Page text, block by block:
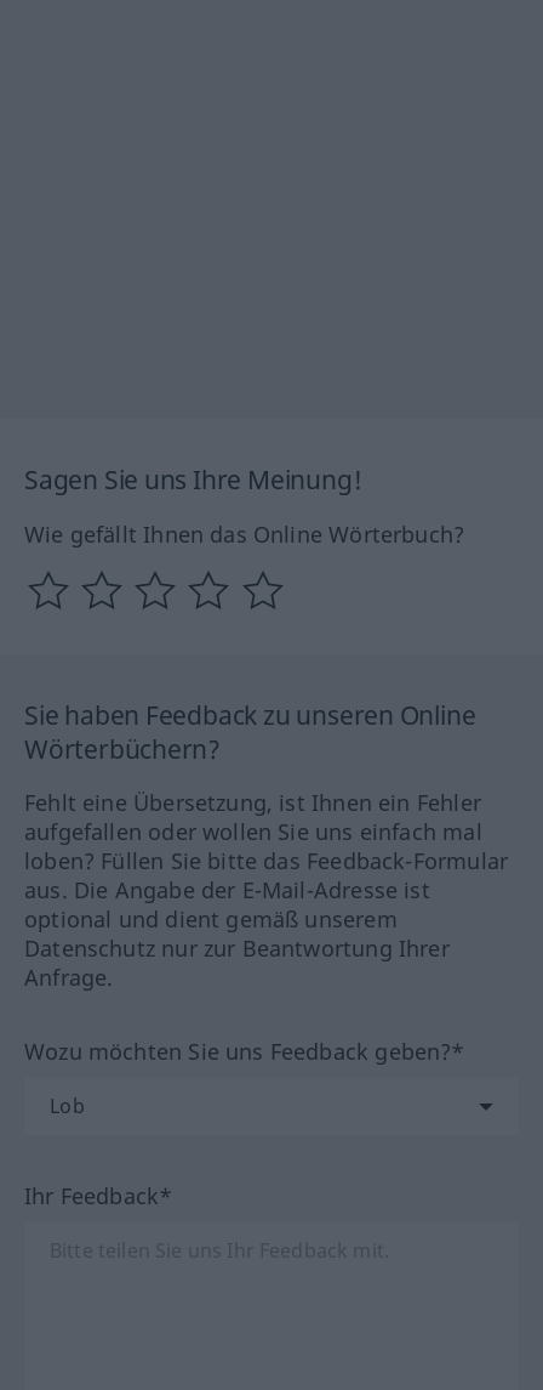
Sagen Sie uns Ihre Meinung!
Wie gefällt Ihnen das Online Wörterbuch?
Sie haben Feedback zu unseren Online
Wörterbüchern?
Fehlt eine Übersetzung, ist Ihnen ein Fehler
aufgefallen oder wollen Sie uns einfach mal
loben? Füllen Sie bitte das Feedback-Formular
aus. Die Angabe der E-Mail-Adresse ist
optional und dient gemäß unserem
Datenschutz nur zur Beantwortung Ihrer
Anfrage.
Wozu möchten Sie uns Feedback geben?*
Ihr Feedback*